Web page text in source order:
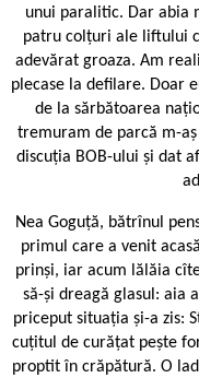
unui paralitic. Dar abia
patru colțuri ale liftului
adevărat groaza. Am
plecase la defilare. Doar
de la sărbătoarea
tremuram de parcă m-
discuția BOB-ului și dat
Nea Goguță, bătrînul
primul care a venit
prinși, iar acum lălăia
să-și dreagă glasul: aia
priceput situația și-a zis:
cuțitul de curățat pește
proptit în crăpătură. O